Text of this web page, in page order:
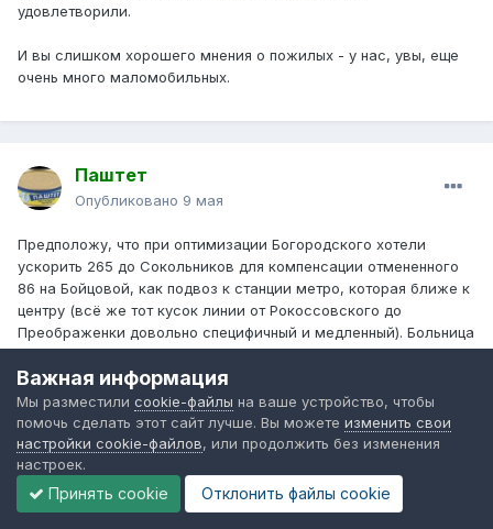
удовлетворили.
И вы слишком хорошего мнения о пожилых - у нас, увы, еще
очень много маломобильных.
Паштет
Опубликовано 9 мая
Предположу, что при оптимизации Богородского хотели
ускорить 265 до Сокольников для компенсации отмененного
86 на Бойцовой, как подвоз к станции метро, которая ближе к
центру (всё же тот кусок линии от Рокоссовского до
Преображенки довольно специфичный и медленный). Больница
была в пешей доступности от других остановок, посадка/
высадка там была не сильно большой, вот и с
оптимизировали.
1
Важная информация
Мы разместили cookie-файлы на ваше устройство, чтобы
помочь сделать этот сайт лучше. Вы можете изменить свои
настройки cookie-файлов, или продолжить без изменения
настроек.
Принять cookie Отклонить файлы сookie